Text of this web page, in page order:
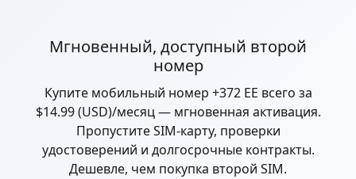
Мгновенный, доступный второй
номер
Купите мобильный номер +372 EE всего за
$14.99 (USD)/месяц — мгновенная активация.
Пропустите SIM-карту, проверки
удостоверений и долгосрочные контракты.
Дешевле, чем покупка второй SIM.